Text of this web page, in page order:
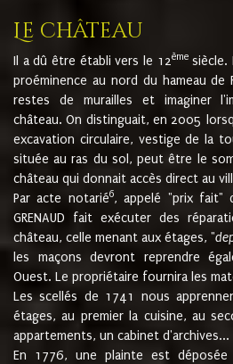
Le château
Il a dû être établi vers le 12èmesiècle.
proéminence au nord du hameau de
restes de murailles et imaginer
château. On distinguait, en 2005
excavation circulaire, vestige de la
située au ras du sol, peut être le
château qui donnait accès direct au
Par acte notarié6, appelé "prix fait"
GRENAUD fait exécuter des
château, celle menant aux étages, "
les maçons devront reprendre
Ouest. Le propriétaire fournira les
Les scellés de 1741 nous
étages, au premier la cuisine, au
appartements, un cabinet d'archives...
En 1776, une plainte est